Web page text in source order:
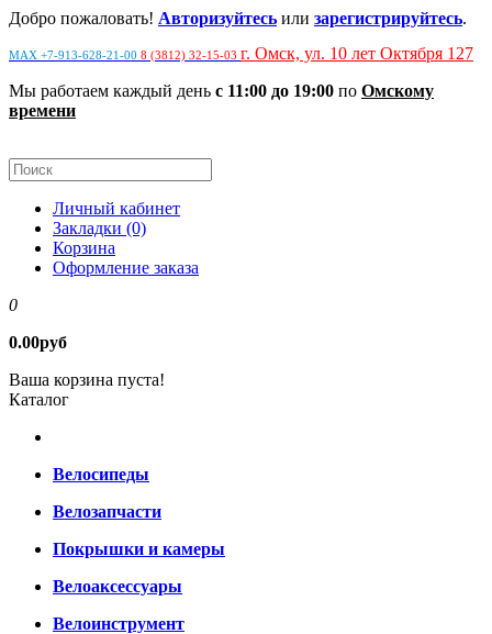
Добро пожаловать! Авторизуйтесь или зарегистрируйтесь.
MAX +7-913-628-21-00 8 (3812) 32-15-03 г. Омск, ул. 10 лет Октября 127
Мы работаем каждый день с 11:00 до 19:00 по Омскому
времени
Личный кабинет
Закладки (0)
Корзина
Оформление заказа
0
0.00руб
Ваша корзина пуста!
Каталог
Велосипеды
Велозапчасти
Покрышки и камеры
Велоаксессуары
Велоинструмент